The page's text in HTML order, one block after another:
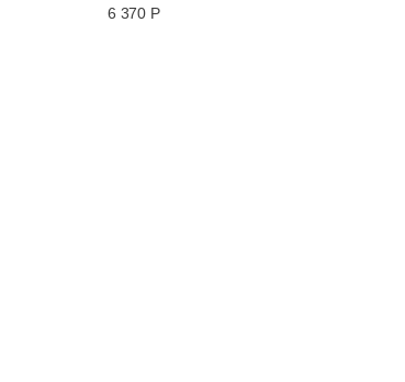
6 370 Р